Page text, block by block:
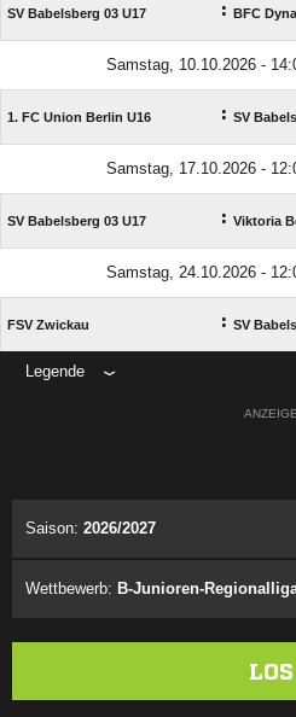
SV Babelsberg 03 U17 : BFC
Samstag, 10.10.2026 -
1. FC Union Berlin U16 : SV
Samstag, 17.10.2026 -
SV Babelsberg 03 U17 : Viktoria
Samstag, 24.10.2026 -
FSV Zwickau : SV
Legende
ANZEIGE
Saison: 2026/2027
Wettbewerb: B-Junioren-
LOS